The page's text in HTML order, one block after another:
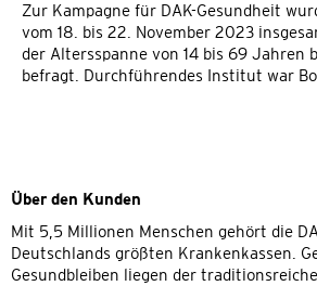
Zur Kampagne für DAK-Gesundheit
vom 18. bis 22. November 2023
der Altersspanne von 14 bis 69 Jahren
befragt. Durchführendes Institut war
Über den Kunden
Mit 5,5 Millionen Menschen gehört die
Deutschlands größten Krankenkassen.
Gesundbleiben liegen der